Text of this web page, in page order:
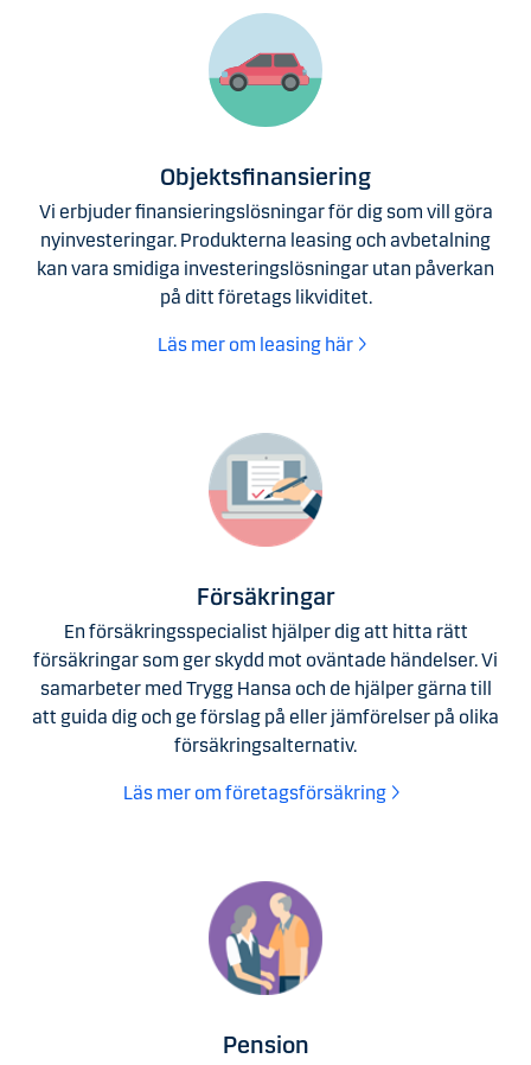
Objektsfinansiering
Vi erbjuder finansieringslösningar för dig som vill göra
nyinvesteringar. Produkterna leasing och avbetalning
kan vara smidiga investeringslösningar utan påverkan
på ditt företags likviditet.
Läs mer om leasing här
Försäkringar
En försäkringsspecialist hjälper dig att hitta rätt
försäkringar som ger skydd mot oväntade händelser. Vi
samarbeter med Trygg Hansa och de hjälper gärna till
att guida dig och ge förslag på eller jämförelser på olika
försäkringsalternativ.
Läs mer om företagsförsäkring
Pension